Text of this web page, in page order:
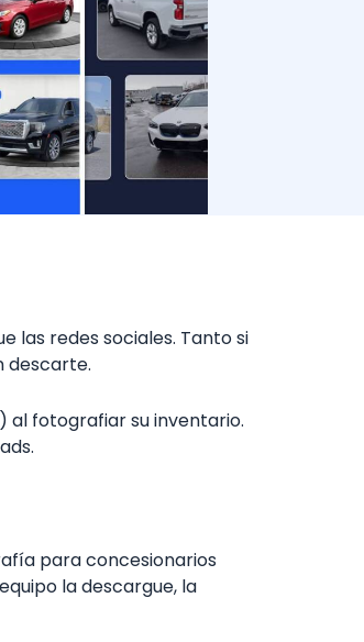
las redes sociales. Tanto si
descarte.
al fotografiar su inventario.
para concesionarios
la descargue, la